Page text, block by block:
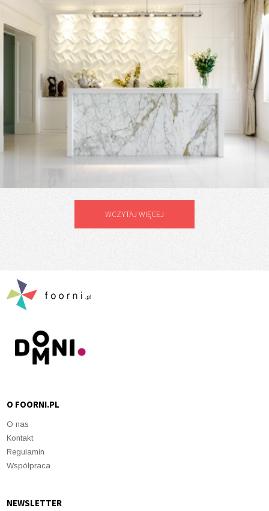
WCZYTAJ WIĘCEJ
O FOORNI.PL
O nas
Kontakt
Regulamin
Współpraca
NEWSLETTER